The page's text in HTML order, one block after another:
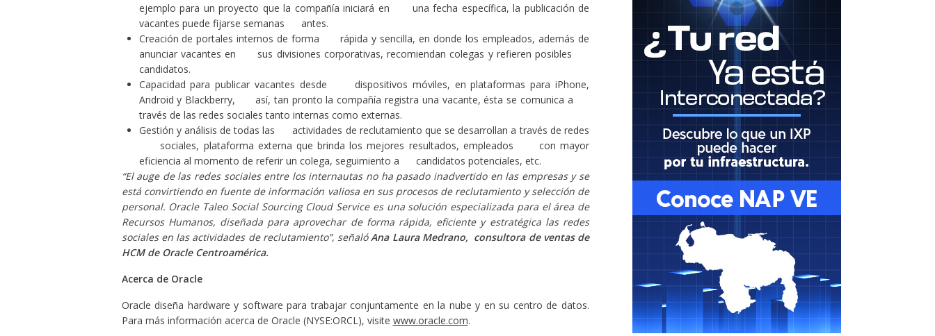
ejemplo para un proyecto que la compañía iniciará en una fecha específica, la publicación de
vacantes puede fijarse semanas antes.
Creación de portales internos de forma rápida y sencilla, en donde los empleados, además de
anunciar vacantes en sus divisiones corporativas, recomiendan colegas y refieren posibles
candidatos.
Capacidad para publicar vacantes desde dispositivos móviles, en plataformas para iPhone,
Android y Blackberry, así, tan pronto la compañía registra una vacante, ésta se comunica a
través de las redes sociales tanto internas como externas.
Gestión y análisis de todas las actividades de reclutamiento que se desarrollan a través de redes
sociales, plataforma externa que brinda los mejores resultados, empleados con mayor
eficiencia al momento de referir un colega, seguimiento a candidatos potenciales, etc.
“El auge de las redes sociales entre los internautas no ha pasado inadvertido en las empresas y se
está convirtiendo en fuente de información valiosa en sus procesos de reclutamiento y selección de
personal. Oracle Taleo Social Sourcing Cloud Service es una solución especializada para el área de
Recursos Humanos, diseñada para aprovechar de forma rápida, eficiente y estratégica las redes
sociales en las actividades de reclutamiento”, señalóAna Laura Medrano, consultora de ventas de
HCM de Oracle Centroamérica.
Acerca de Oracle
Oracle diseña hardware y software para trabajar conjuntamente en la nube y en su centro de datos.
Para más información acerca de Oracle (NYSE:ORCL), visite www.oracle.com.